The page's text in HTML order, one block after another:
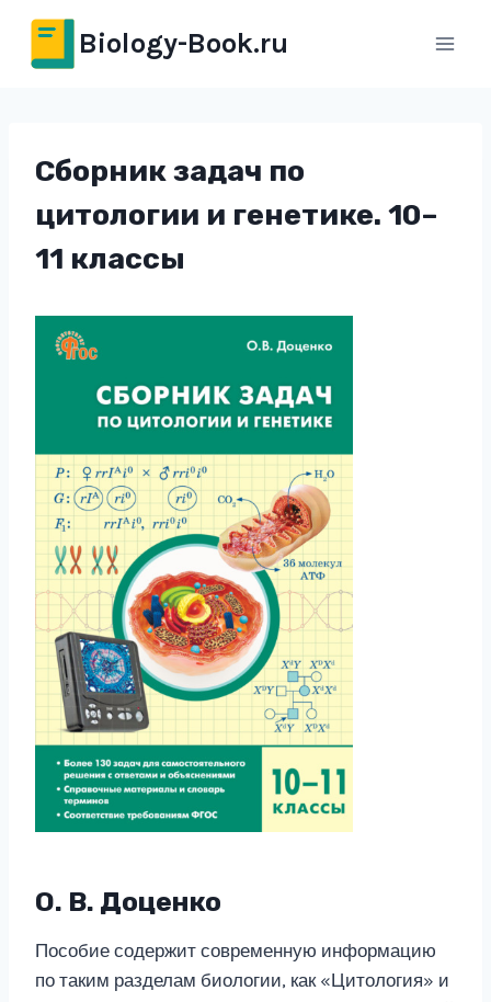
Перейти
содержимому
Biology-Book.ru
Сборник задач по
цитологии и генетике. 10–
11 классы
О. В. Доценко
Пособие содержит современную информацию
по таким разделам биологии, как «Цитология» и